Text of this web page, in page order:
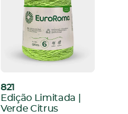
821
:Edição Limitada |
Verde Citrus